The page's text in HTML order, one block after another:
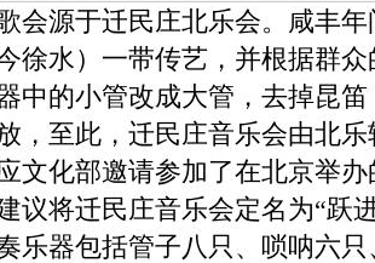
源于迁民庄北乐会。咸丰年
徐水）一带传艺，并根据群
中的小管改成大管，去掉昆
，至此，迁民庄音乐会由北
文化部邀请参加了在北京举
议将迁民庄音乐会定名为“跃
乐器包括管子八只、唢呐六